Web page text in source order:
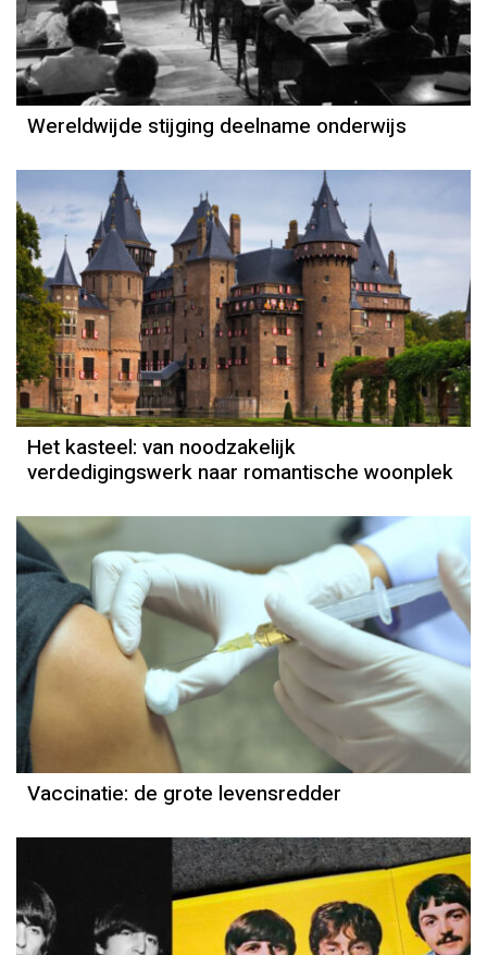
Wereldwijde stijging deelname onderwijs
Het kasteel: van noodzakelijk
verdedigingswerk naar romantische woonplek
Vaccinatie: de grote levensredder